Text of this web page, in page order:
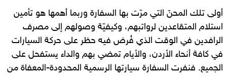
أولى تلك المحنّ التي مرّت بها السفارة وربما أهمها هو تأمين
استلام المتقاعدين لرواتبهم، وكيفيّة وصولهم إلى مصرف
الرافدين في الوقت الذي فُرض فيه حظر على حركة السيارات
في كافة أنحاء الأردن، والأيام تمضي بهم والداء يستفحل على
الجميع. فنفرت السفارة سيارتها الرسمية المحدودة-المعفاة من